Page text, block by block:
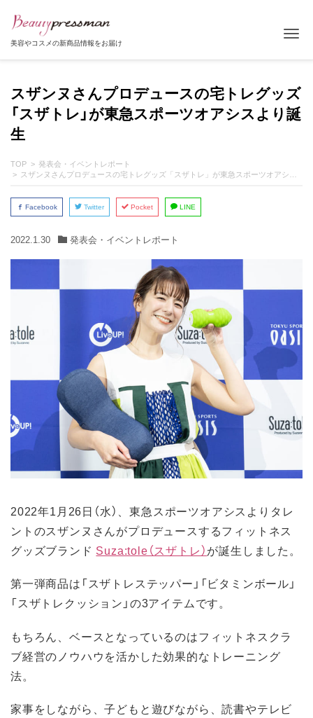
美容やコスメの新商品情報をお届け
スザンヌさんプロデュースの宅トレグッズ
「スザトレ」が東急スポーツオアシスより誕
生
TOP
発表会・イベントレポート
スザンヌさんプロデュースの宅トレグッズ「スザトレ」が東急スポーツオアシスより誕生
Facebook Twitter Pocket LINE
2022.1.30 発表会・イベントレポート
2022年1月26日（水）、東急スポーツオアシスよりタレ
ントのスザンヌさんがプロデュースするフィットネス
グッズブランド Suza:tole（スザトレ）が誕生しました。
第一弾商品は「スザトレステッパー」「ビタミンボール」
「スザトレクッション」の3アイテムです。
もちろん、ベースとなっているのはフィットネスクラ
ブ経営のノウハウを活かした効果的なトレーニング
法。
家事をしながら、子どもと遊びながら、読書やテレビ